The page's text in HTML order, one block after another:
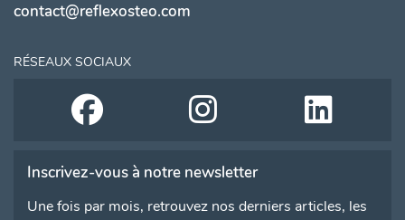
contact@reflexosteo.com
RÉSEAUX SOCIAUX
Inscrivez-vous à notre newsletter
Une fois par mois, retrouvez nos derniers articles, les